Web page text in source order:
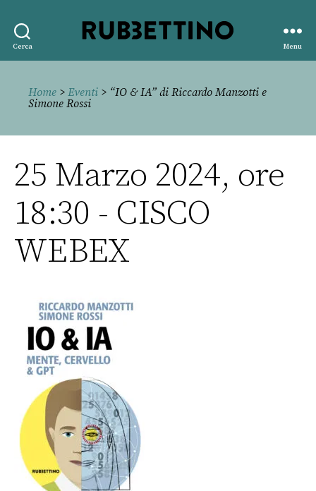
Cerca
editore
Menu
Home > Eventi > “IO & IA” di Riccardo Manzotti e
Simone Rossi
25 Marzo 2024, ore
18:30 - CISCO
WEBEX